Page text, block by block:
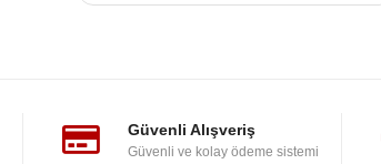
Güvenli Alışveriş
Güvenli ve kolay ödeme sistemi